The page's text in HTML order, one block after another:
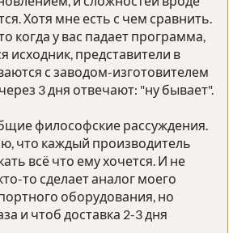
Хотя мне есть с чем сравнить.
когда у вас падает программа,
исходник, представители в
с заводом-изготовителем
3 дня отвечают: "ну бывает".
философские рассуждения.
что каждый производитель
всё что ему хочется. И не
то сделает аналог моего
оборудования, но
и чтоб доставка 2-3 дня